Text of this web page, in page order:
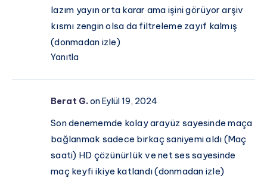
lazım yayın orta karar ama işini görüyor arşiv
kısmı zengin olsa da filtreleme zayıf kalmış
(donmadan izle)
Yanıtla
Berat G. on Eylül 19, 2024
Son denememde kolay arayüz sayesinde maça
bağlanmak sadece birkaç saniyemi aldı (Maç
saati) HD çözünürlük ve net ses sayesinde
maç keyfi ikiye katlandı (donmadan izle)